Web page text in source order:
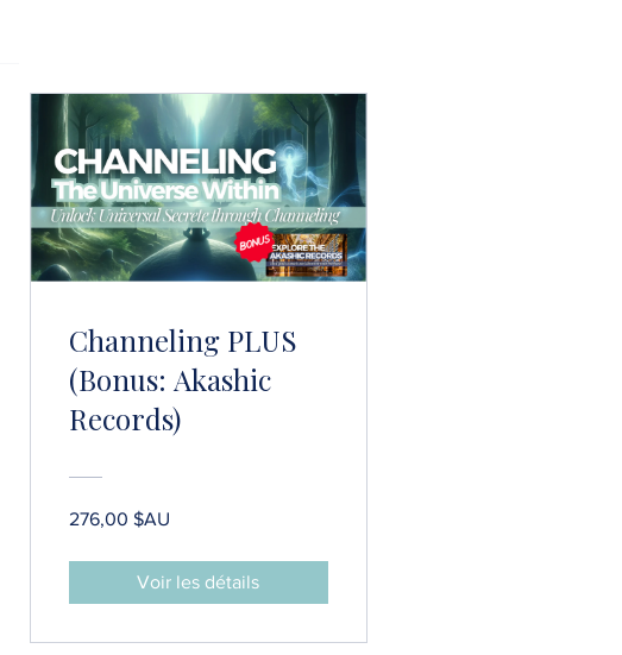
Channeling PLUS
(Bonus: Akashic
Records)
276,00 $AU
Voir les détails